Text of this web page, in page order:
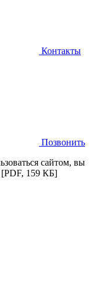
Контакты
Позвонить
сайтом, вы
[PDF, 159 КБ]